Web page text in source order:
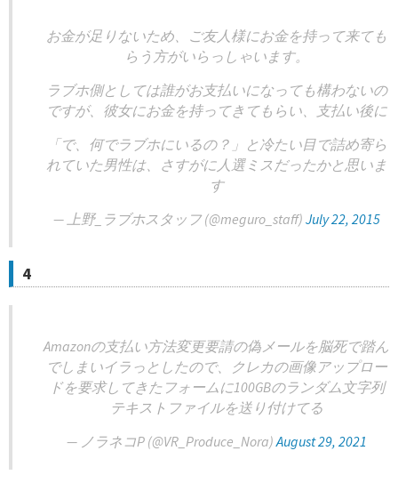
お金が足りないため、ご友人様にお金を持って来ても
らう方がいらっしゃいます。
ラブホ側としては誰がお支払いになっても構わないの
ですが、彼女にお金を持ってきてもらい、支払い後に
「で、何でラブホにいるの？」と冷たい目で詰め寄ら
れていた男性は、さすがに人選ミスだったかと思いま
す
— 上野_ラブホスタッフ (@meguro_staff) July 22, 2015
4
Amazonの支払い方法変更要請の偽メールを脳死で踏ん
でしまいイラっとしたので、クレカの画像アップロー
ドを要求してきたフォームに100GBのランダム文字列
テキストファイルを送り付けてる
— ノラネコP (@VR_Produce_Nora)August 29, 2021